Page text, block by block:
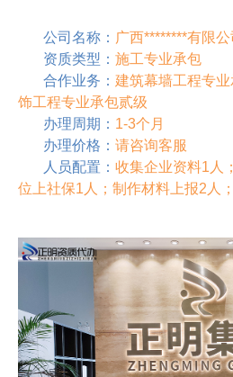
公司名称： 广西********有限公
资质类型： 施工专业承包
合作业务： 建筑幕墙工程专
饰工程专业承包贰级
办理周期： 1-3个月
办理价格： 请咨询客服
人员配置： 收集企业资料1人
位上社保1人；制作材料上报2人